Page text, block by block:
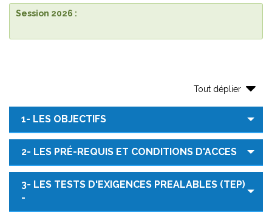
Session 2026 :
Tout déplier
1- LES OBJECTIFS
2- LES PRÉ-REQUIS ET CONDITIONS D'ACCES
3- LES TESTS D'EXIGENCES PREALABLES (TEP)
-